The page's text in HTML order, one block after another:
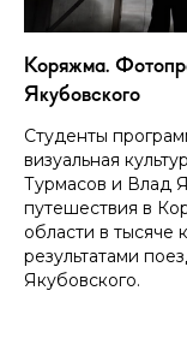
Коряжма.
Якубовского
Студенты
визуальная
Турмасов и Влад
путешествия в
области в тысяче
результатами
Якубовского.